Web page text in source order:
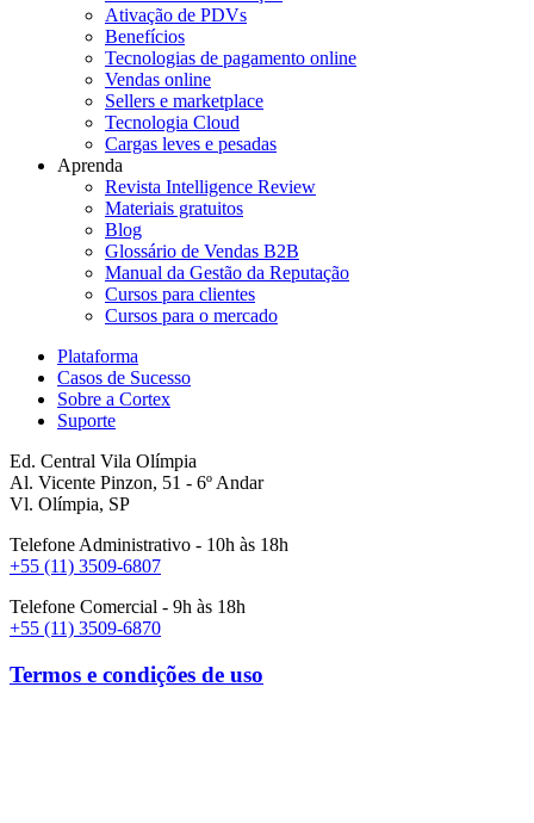
Ativação de PDVs
Benefícios
Tecnologias de pagamento online
Vendas online
Sellers e marketplace
Tecnologia Cloud
Cargas leves e pesadas
Aprenda
Revista Intelligence Review
Materiais gratuitos
Blog
Glossário de Vendas B2B
Manual da Gestão da Reputação
Cursos para clientes
Cursos para o mercado
Plataforma
Casos de Sucesso
Sobre a Cortex
Suporte
Ed. Central Vila Olímpia
Al. Vicente Pinzon, 51 - 6º Andar
Vl. Olímpia, SP
Telefone Administrativo - 10h às 18h
+55 (11) 3509-6807
Telefone Comercial - 9h às 18h
+55 (11) 3509-6870
Termos e condições de uso